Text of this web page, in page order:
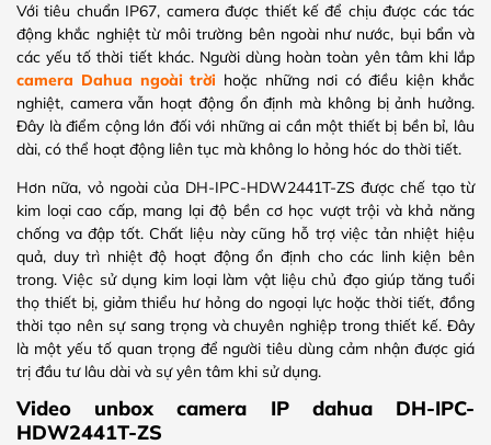
Với tiêu chuẩn IP67, camera được thiết kế để chịu được các tác
động khắc nghiệt từ môi trường bên ngoài như nước, bụi bẩn và
các yếu tố thời tiết khác. Người dùng hoàn toàn yên tâm khi lắp
camera Dahua ngoài trời hoặc những nơi có điều kiện khắc
nghiệt, camera vẫn hoạt động ổn định mà không bị ảnh hưởng.
Đây là điểm cộng lớn đối với những ai cần một thiết bị bền bỉ, lâu
dài, có thể hoạt động liên tục mà không lo hỏng hóc do thời tiết.
Hơn nữa, vỏ ngoài của DH-IPC-HDW2441T-ZS được chế tạo từ
kim loại cao cấp, mang lại độ bền cơ học vượt trội và khả năng
chống va đập tốt. Chất liệu này cũng hỗ trợ việc tản nhiệt hiệu
quả, duy trì nhiệt độ hoạt động ổn định cho các linh kiện bên
trong. Việc sử dụng kim loại làm vật liệu chủ đạo giúp tăng tuổi
thọ thiết bị, giảm thiểu hư hỏng do ngoại lực hoặc thời tiết, đồng
thời tạo nên sự sang trọng và chuyên nghiệp trong thiết kế. Đây
là một yếu tố quan trọng để người tiêu dùng cảm nhận được giá
trị đầu tư lâu dài và sự yên tâm khi sử dụng.
Video unbox camera IP dahua DH-IPC-
HDW2441T-ZS